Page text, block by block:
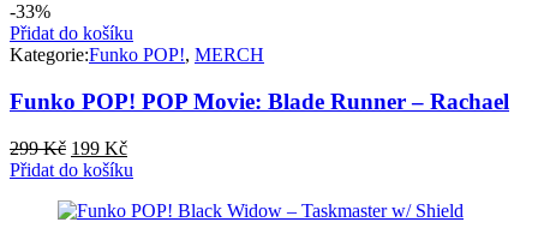
-33%
Přidat do košíku
Kategorie:Funko POP!, MERCH
Funko POP! POP Movie: Blade Runner – Rachael
299Kč Původní
cena
299 Kč.
199 KčAktuální
cena
199 Kč.
Přidat do košíku